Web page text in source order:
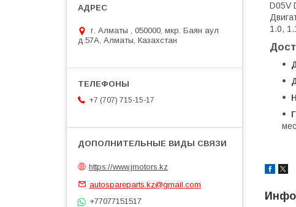
D05V
1.0,
г. Алматы , 050000, мкр. Баян аул
д.57А, Алматы, Казахстан
+7 (707) 715-15-17
https://www.jmotors.kz
autospareparts.kz@gmail.com
+77077151517